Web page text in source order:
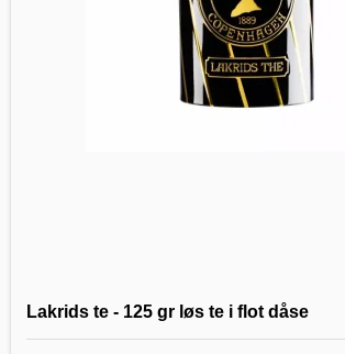
Lakrids te - 125 gr løs te i flot dåse